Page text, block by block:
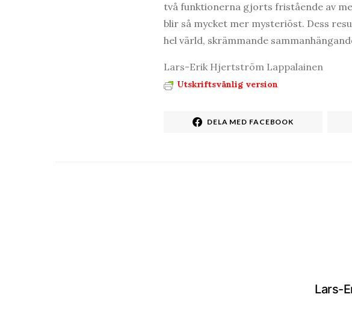
två funktionerna gjorts fristående av
blir så mycket mer mysteriöst. Dess
hel värld, skrämmande
Lars-Erik Hjertström Lappalainen
Utskriftsvänlig version
DELA MED FACEBOOK
Lars-